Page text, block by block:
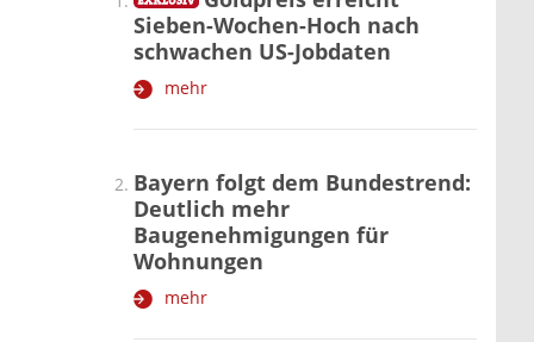
Sieben-Wochen-Hoch nach
schwachen US-Jobdaten
mehr
Bayern folgt dem Bundestrend:
Deutlich mehr
Baugenehmigungen für
Wohnungen
mehr